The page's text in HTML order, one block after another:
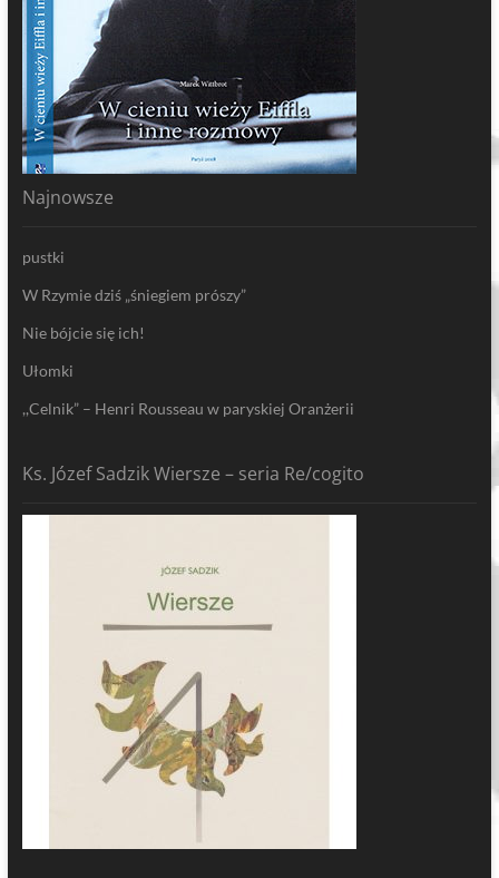
Najnowsze
pustki
W Rzymie dziś „śniegiem prószy”
Nie bójcie się ich!
Ułomki
,,Celnik” – Henri Rousseau w paryskiej Oranżerii
Ks. Józef Sadzik Wiersze – seria Re/cogito